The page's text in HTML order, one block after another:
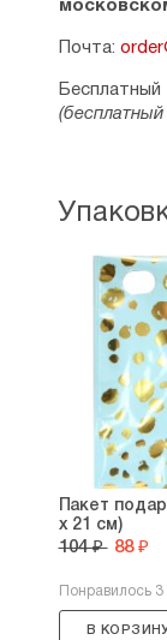
Почта:
Бесплатный
Пакет
х 21 см)
104 ₽ 88 ₽
Понравилось
В